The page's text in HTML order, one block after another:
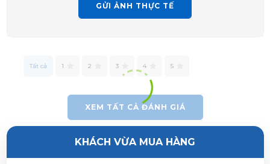
GỬI ẢNH THỰC TẾ
Tất cả 1 2 3 4 5
XEM TẤT CẢ ĐÁNH GIÁ
KHÁCH VỪA MUA HÀNG
Trần Thị Hà Vy vừa đặt mua
Máy giặt Samsung Inverter
Lê Thị Thảo Anh vừa đặt muaMáy giặt Samsung